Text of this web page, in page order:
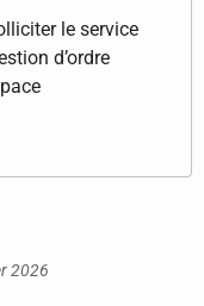
le service
d’ordre
2026